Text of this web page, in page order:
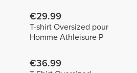
€29.99
T-shirt Oversized pour
Homme Athleisure P
€36.99